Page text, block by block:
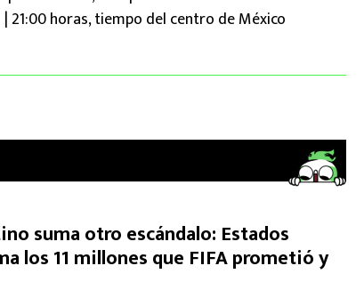
21:00 horas, tiempo del centro de México
suma otro escándalo: Estados
los 11 millones que FIFA prometió y